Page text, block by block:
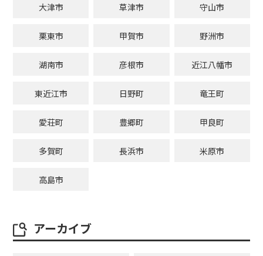
大津市 草津市 守山市
栗東市 甲賀市 野洲市
湖南市 彦根市 近江八幡市
東近江市 日野町 竜王町
愛荘町 豊郷町 甲良町
多賀町 長浜市 米原市
高島市
アーカイブ